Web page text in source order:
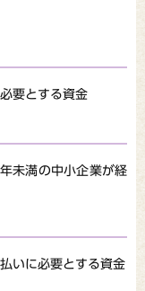
要とする資金
未満の中小企業が経
いに必要とする資金